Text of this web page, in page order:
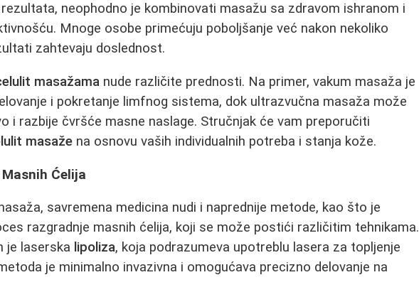
neophodno je kombinovati masažu sa zdravom ishranom i
Mnoge osobe primećuju poboljšanje već nakon nekoliko
zahtevaju doslednost.
masažama nude različite prednosti. Na primer, vakum masaža je
i pokretanje limfnog sistema, dok ultrazvučna masaža može
i razbije čvršće masne naslage. Stručnjak će vam preporučiti
masaže na osnovu vaših individualnih potreba i stanja kože.
Ćelija
savremena medicina nudi i naprednije metode, kao što je
razgradnje masnih ćelija, koji se može postići različitim tehnikama.
je laserska lipoliza, koja podrazumeva upotreblu lasera za topljenje
je minimalno invazivna i omogućava precizno delovanje na